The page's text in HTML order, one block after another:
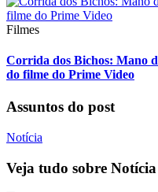
Filmes
Corrida dos Bichos: Mano
do filme do Prime Video
Assuntos do post
Notícia
Veja tudo sobre Notícia